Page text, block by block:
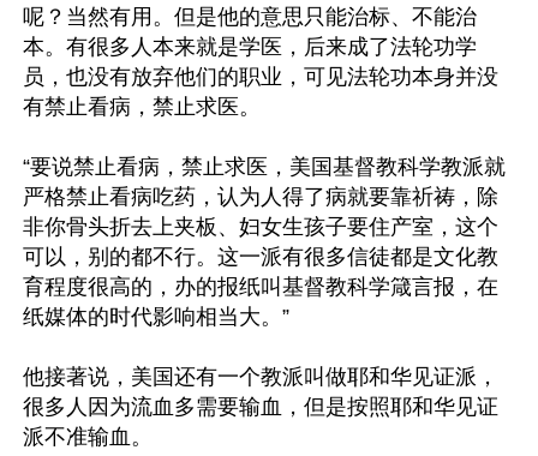
呢？当然有用。但是他的意思只能治标、不能治
本。有很多人本来就是学医，后来成了法轮功学
员，也没有放弃他们的职业，可见法轮功本身并没
有禁止看病，禁止求医。
“要说禁止看病，禁止求医，美国基督教科学教派就
严格禁止看病吃药，认为人得了病就要靠祈祷，除
非你骨头折去上夹板、妇女生孩子要住产室，这个
可以，别的都不行。这一派有很多信徒都是文化教
育程度很高的，办的报纸叫基督教科学箴言报，在
纸媒体的时代影响相当大。”
他接著说，美国还有一个教派叫做耶和华见证派，
很多人因为流血多需要输血，但是按照耶和华见证
派不准输血。